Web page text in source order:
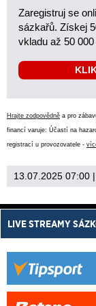
Zaregistruj se
sázkařů. Získej
vkladu až 50 000
Hrajte zodpovědně a pro
financí varuje: Účastí na
registrací u provozovatele -
13.07.2025 07:00
LIVE STREAMY